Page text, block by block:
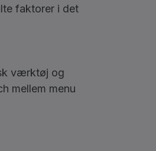
faktorer i det
værktøj og
mellem menu